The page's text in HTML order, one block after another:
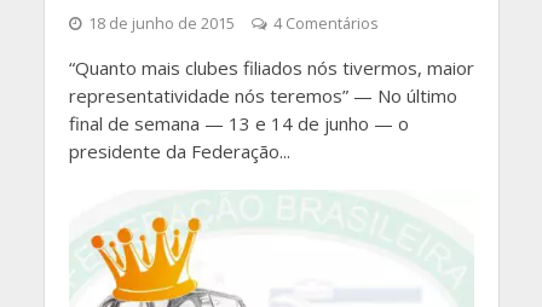
18 de junho de 2015 4 Comentários
“Quanto mais clubes filiados nós tivermos, maior
representatividade nós teremos” — No último
final de semana — 13 e 14 de junho — o
presidente da Federação...